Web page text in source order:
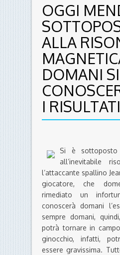
OGGI
ALLA
DOMANI SI
I RISULTATI
Si è sottoposto
all’inevitabile
l’attaccante spallino
giocatore, che
rimediato un
conoscerà domani
sempre domani,
potrà tornare in
ginocchio, infatti,
essere gravissima.